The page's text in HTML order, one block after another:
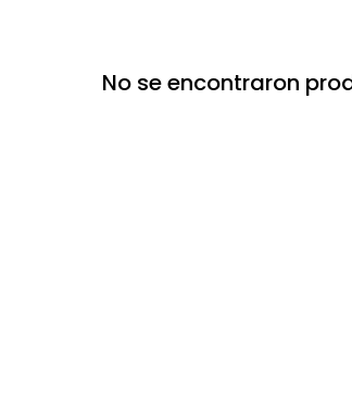
No se encontraron